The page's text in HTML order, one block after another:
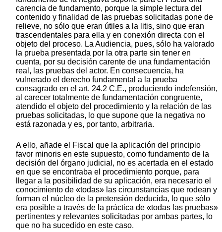
carencia de fundamento, porque la simple lectura del
contenido y finalidad de las pruebas solicitadas pone de
relieve, no sólo que eran útiles a la litis, sino que eran
trascendentales para ella y en conexión directa con el
objeto del proceso. La Audiencia, pues, sólo ha valorado
la prueba presentada por la otra parte sin tener en
cuenta, por su decisión carente de una fundamentación
real, las pruebas del actor. En consecuencia, ha
vulnerado el derecho fundamental a la prueba
consagrado en el art. 24.2 C.E., produciendo indefensión,
al carecer totalmente de fundamentación congruente,
atendido el objeto del procedimiento y la relación de las
pruebas solicitadas, lo que supone que la negativa no
está razonada y es, por tanto, arbitraria.
A ello, añade el Fiscal que la aplicación del principio
favor minoris en este supuesto, como fundamento de la
decisión del órgano judicial, no es acertada en el estado
en que se encontraba el procedimiento porque, para
llegar a la posibilidad de su aplicación, era necesario el
conocimiento de «todas» las circunstancias que rodean y
forman el núcleo de la pretensión deducida, lo que sólo
era posible a través de la práctica de «todas las pruebas»
pertinentes y relevantes solicitadas por ambas partes, lo
que no ha sucedido en este caso.